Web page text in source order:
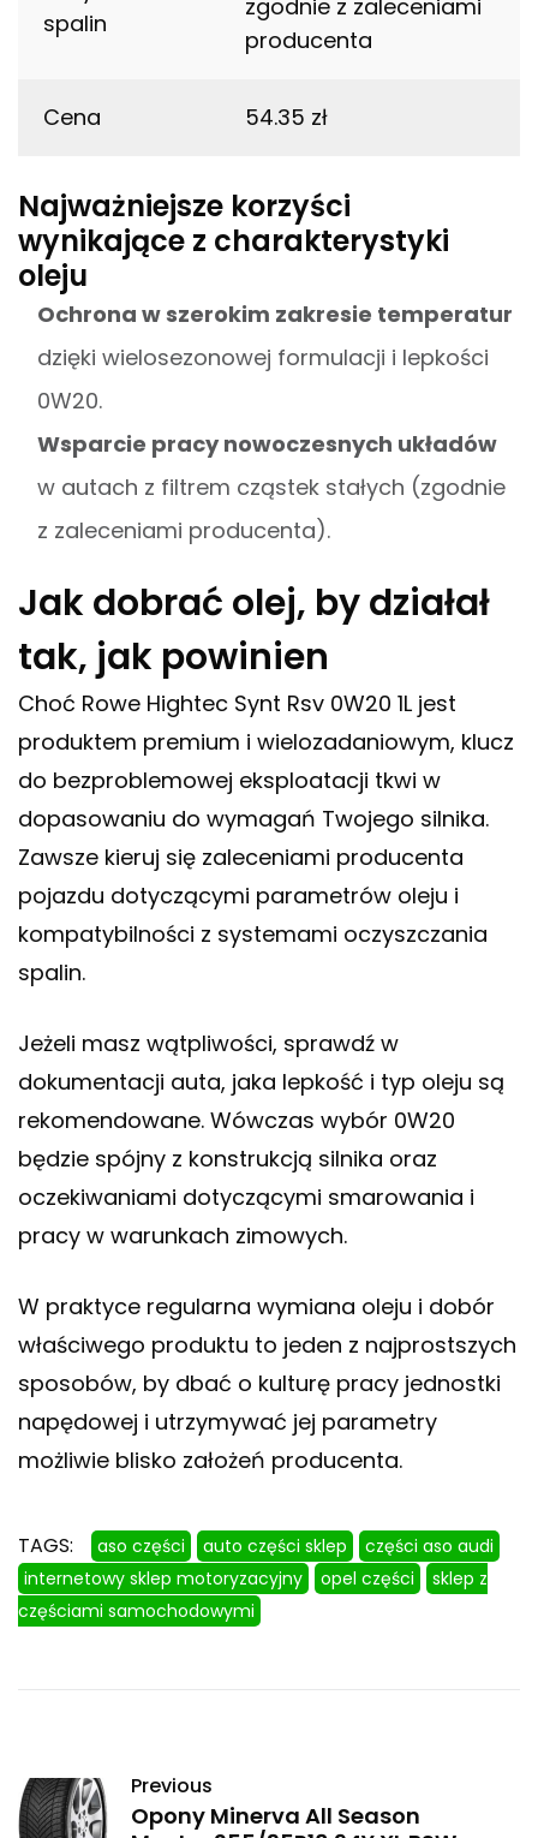
spalin
zgodnie z zaleceniami
producenta
Cena 54.35 zł
Najważniejsze korzyści
wynikające z charakterystyki
oleju
Ochrona w szerokim zakresie temperatur
dzięki wielosezonowej formulacji i lepkości
0W20.
Wsparcie pracy nowoczesnych układów
w autach z filtrem cząstek stałych (zgodnie
z zaleceniami producenta).
Jak dobrać olej, by działał
tak, jak powinien
Choć Rowe Hightec Synt Rsv 0W20 1L jest
produktem premium i wielozadaniowym, klucz
do bezproblemowej eksploatacji tkwi w
dopasowaniu do wymagań Twojego silnika.
Zawsze kieruj się zaleceniami producenta
pojazdu dotyczącymi parametrów oleju i
kompatybilności z systemami oczyszczania
spalin.
Jeżeli masz wątpliwości, sprawdź w
dokumentacji auta, jaka lepkość i typ oleju są
rekomendowane. Wówczas wybór 0W20
będzie spójny z konstrukcją silnika oraz
oczekiwaniami dotyczącymi smarowania i
pracy w warunkach zimowych.
W praktyce regularna wymiana oleju i dobór
właściwego produktu to jeden z najprostszych
sposobów, by dbać o kulturę pracy jednostki
napędowej i utrzymywać jej parametry
możliwie blisko założeń producenta.
TAGS: aso części auto części sklep
części aso audi
internetowy sklep motoryzacyjny
opel części
sklep z
częściami samochodowymi
Previous
Opony Minerva All Season